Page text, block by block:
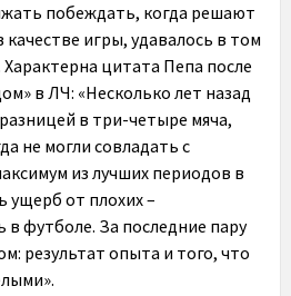
побеждать, когда решают
игры, удавалось в том
цитата Пепа после
в ЛЧ: «Несколько лет назад
в три-четыре мяча,
не могли совладать с
из лучших периодов в
ущерб от плохих –
футболе. За последние пару
результат опыта и того, что